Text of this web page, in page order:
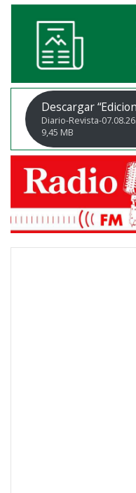
Descargar
Diario-Revista-
9,45 MB